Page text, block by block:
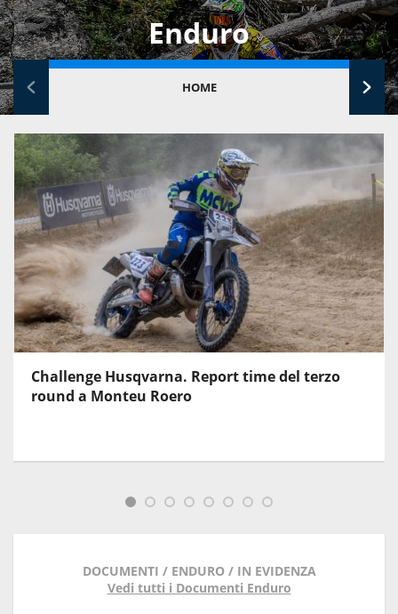
Enduro
HOME
Challenge Husqvarna. Report time del terzo
round a Monteu Roero
DOCUMENTI / ENDURO / IN EVIDENZA
Vedi tutti i Documenti Enduro